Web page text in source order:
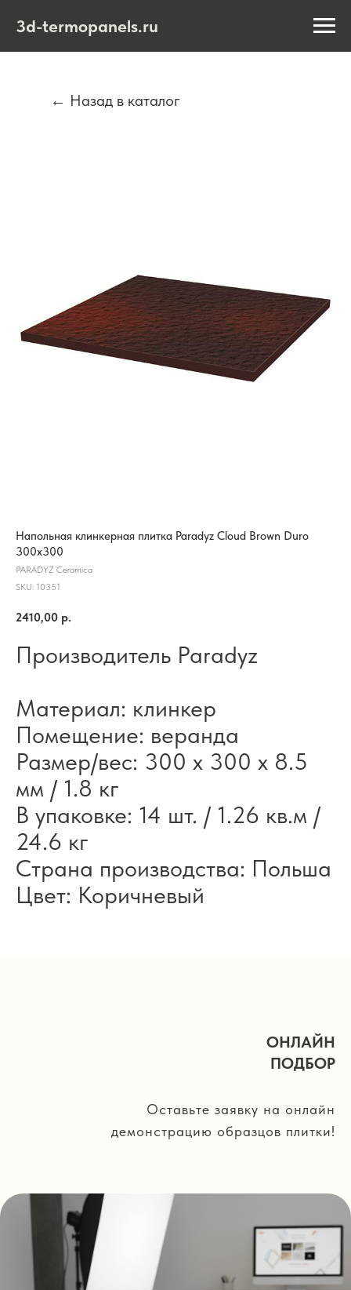
3d-termopanels.ru
← Назад в каталог
Напольная клинкерная плитка Paradyz Cloud Brown Duro
300x300
PARADYZ Ceramica
SKU: 10351
2410,00 р.
Производитель Paradyz
Материал: клинкер
Помещение: веранда
Размер/вес: 300 x 300 x 8.5
мм / 1.8 кг
В упаковке: 14 шт. / 1.26 кв.м /
24.6 кг
Страна производства: Польша
Цвет: Коричневый
ОНЛАЙН
ПОДБОР
Оставьте заявку на онлайн
демонстрацию образцов плитки!